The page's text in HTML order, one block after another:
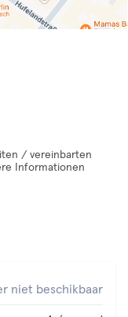
/ vereinbarten
Informationen
niet beschikbaar